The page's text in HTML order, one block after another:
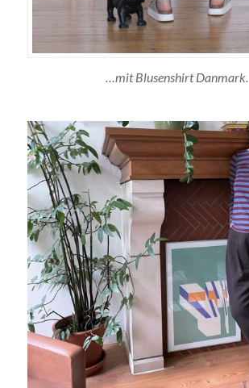
…mit Blusenshirt Danmark…